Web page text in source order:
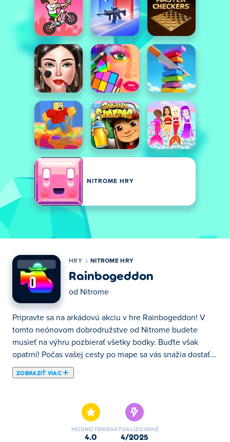
NITROME HRY
HRY NITROME HRY
Rainbogeddon
od Nitrome
Pripravte sa na arkádovú akciu v hre Rainbogeddon! V
tomto neónovom dobrodružstve od Nitrome budete
musieť na výhru pozbierať všetky bodky. Buďte však
opatrní! Počas vašej cesty po mape sa vás snažia dostať...
ZOBRAZIŤ VIAC
musieť na výhru pozbierať všetky bodky. Buďte však
opatrní! Počas vašej cesty po mape sa vás snažia dostať
nepriatelia. Máte nablízku priateľa? Potom môžete hrať
HODNOTENIE
4.0
AKTUALIZOVANÉ
4/2025